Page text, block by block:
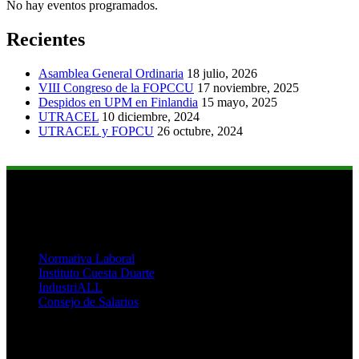
No hay eventos programados.
Recientes
Asamblea General Ordinaria 18 julio, 2026
VIII Congreso de la FOPCCU 17 noviembre, 2025
Despidos en UPM en Finlandia 15 mayo, 2025
UTRACEL 10 diciembre, 2024
UTRACEL y FOPCU 26 octubre, 2024
Normativa Laboral
Instituto Cuesta Duarte
IndustriALL
Consejo de Salarios